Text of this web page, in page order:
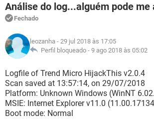
INSTAGRAM GMAIL
GUIA DE COMPRAS
OUTLOOK
INSTAGRAM
GUIA DE COMPRAS
JOGOS WHATSAPP
CELULAR
OUTLOOK
INSTAGRAM
GUIA DE COMPRAS
FÓRUM
JOGOS
CELULAR FACEBOOK
INSTAGRAM GMAIL
GUIA DE COMPRAS
GLOSSÁRIO
JOGOS
CELULAR FACEBOOK
OUTLOOK EXCEL
INSTAGRAM
Análise do log...alguém pode me
Fechado
leozanha - 29 jul 2018 às 17:05
Perfil bloqueado - 9 ago 2018 às 05:02
Logfile of Trend Micro HijackThis v2.0.4
Scan saved at 13:57:14, on 29/07/2018
Platform: Unknown Windows (WinNT
MSIE: Internet Explorer v11.0
Boot mode: Normal